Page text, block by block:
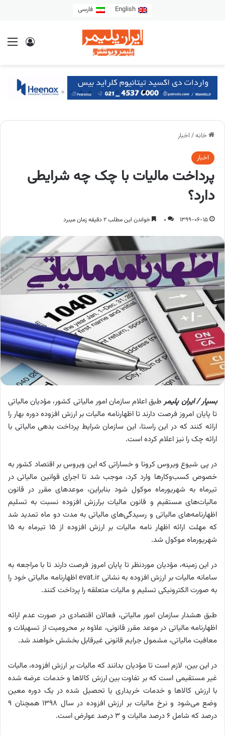
English فارسی
خانه/ اخبار
اخبار
پرداخت مالیات با چک چه شرایطی
دارد؟
1399-06-15
0 خواندن این مطلب 2 دقیقه زمان میبرد
بسپار / ایران پلیمرطبق اعلام سازمان امور مالیاتی کشور، مؤدیان مالیاتی
تا پایان امروز فرصت دارند تا اظهارنامه مالیات بر ارزش افزوده دوره بهار را
ارائه کنند که در این راستا، این سازمان شرایط پرداخت بدهی مالیاتی با
ارائه چک را نیز اعلام کرده است.
در پی شیوع ویروس کرونا و خساراتی که این ویروس بر اقتصاد کشور به
خصوص کسب‌وکارها وارد کرد، موجب شد تا اجرای قوانین مالیاتی در
تیرماه به شهریورماه موکول شود بنابراین، موعدهای مقرر در قانون
مالیات‌های مستقیم و قانون مالیات برارزش افزوده نسبت به تسلیم
اظهارنامه‌های مالیاتی و رسیدگی‌های مالیاتی به مدت دو ماه تمدید شد
که مهلت ارائه اظهار نامه مالیات بر ارزش افزوده از ۱۵ تیرماه به ۱۵
شهریورماه موکول شد.
در این زمینه، مؤدیان موردنظر تا پایان امروز فرصت دارند تا با مراجعه به
سامانه مالیات بر ارزش افزوده به نشانی evat.ir اظهارنامه مالیاتی خود را
به صورت الکترونیکی تسلیم و مالیات متعلقه را پرداخت کنند.
طبق هشدار سازمان امور مالیاتی، فعالان اقتصادی در صورت عدم ارائه
اظهارنامه مالیاتی در موعد مقرر قانونی، علاوه بر محرومیت از تسهیلات و
معافیت مالیاتی، مشمول جرایم قانونی غیرقابل بخشش خواهند شد.
در این بین، لازم است تا مؤدیان بدانند که مالیات بر ارزش افزوده، مالیات
غیر مستقیمی است که بر تفاوت بین ارزش کالاها و خدمات عرضه شده
با ارزش کالاها و خدمات خریداری یا تحصیل شده در یک دوره معین
وضع می‌شود و نرخ مالیات بر ارزش افزوده در سال ۱۳۹۸ همچنان ۹
درصد که شامل ۶ درصد مالیات و ۳ درصد عوارض است.